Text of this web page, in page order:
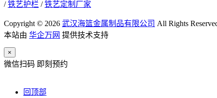
/铁艺护栏 /铁艺定制厂家
Copyright © 2026 武汉海篮金属制品有限公司 All Rights
本站由 华企万网 提供技术支持
×
微信扫码 即刻预约
回顶部